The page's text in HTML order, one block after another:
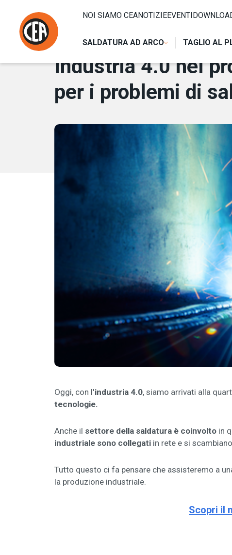
SALDATURA AD ARCO TAGLIO AL
NOI SIAMO CEANOTIZIEEVENTI
19 MARZO 2019
Industria 4.0 nel
per i problemi di
Oggi, con l'industria 4.0, siamo arrivati alla
tecnologie.
Anche il settore della saldatura è coinvolto in
industriale sono collegati in rete e si
Tutto questo ci fa pensare che assisteremo a
la produzione industriale.
Scopri il